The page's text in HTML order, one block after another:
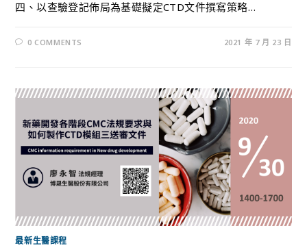
四、以查驗登記佈局為基礎擬定CTD文件撰寫策略…
0 COMMENTS 2021 年 7 月 23 日
最新生醫課程